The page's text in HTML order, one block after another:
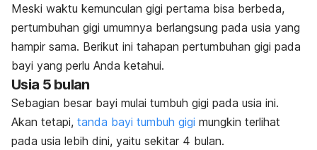
Meski waktu kemunculan gigi pertama bisa berbeda,
pertumbuhan gigi umumnya berlangsung pada usia yang
hampir sama. Berikut ini tahapan pertumbuhan gigi pada
bayi yang perlu Anda ketahui.
Usia 5 bulan
Sebagian besar bayi mulai tumbuh gigi pada usia ini.
Akan tetapi, tanda bayi tumbuh gigi mungkin terlihat
pada usia lebih dini, yaitu sekitar 4 bulan.